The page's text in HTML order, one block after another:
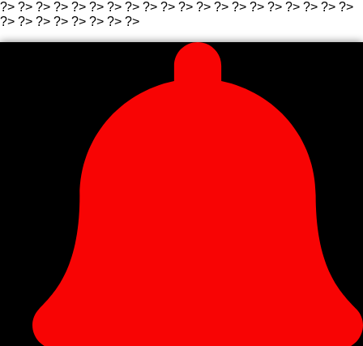
?> ?> ?> ?> ?> ?> ?> ?> ?> ?> ?> ?> ?> ?> ?> ?> ?> ?> ?> ?>
?> ?> ?> ?> ?> ?> ?> ?>